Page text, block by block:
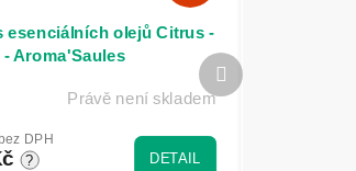
esenciálních olejů Citrus -
- Aroma'Saules
Právě není skladem
DPH
? DETAIL
Další
produkt